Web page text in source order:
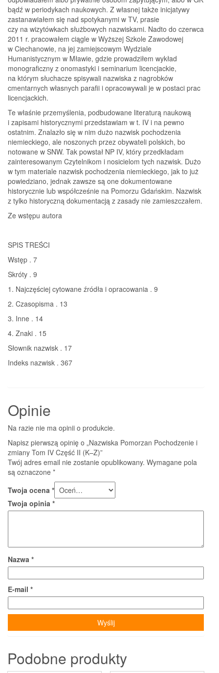
bądź w periodykach naukowych. Z własnej także inicjatywy
zastanawiałem się nad spotykanymi w TV, prasie
czy na wizytówkach służbowych nazwiskami. Nadto do czerwca
2011 r. pracowałem ciągle w Wyższej Szkole Zawodowej
w Ciechanowie, na jej zamiejscowym Wydziale
Humanistycznym w Mławie, gdzie prowadziłem wykład
monograficzny z onomastyki i seminarium licencjackie,
na którym słuchacze spisywali nazwiska z nagrobków
cmentarnych własnych parafii i opracowywali je w postaci prac
licencjackich.
Te właśnie przemyślenia, podbudowane literaturą naukową
i zapisami historycznymi przedstawiam w t. IV i na pewno
ostatnim. Znalazło się w nim dużo nazwisk pochodzenia
niemieckiego, ale noszonych przez obywateli polskich, bo
notowane w SNW. Tak powstał NP IV, który przedkładam
zainteresowanym Czytelnikom i nosicielom tych nazwisk. Dużo
w tym materiale nazwisk pochodzenia niemieckiego, jak to już
powiedziano, jednak zawsze są one dokumentowane
historycznie lub współcześnie na Pomorzu Gdańskim. Nazwisk
z tylko historyczną dokumentacją z zasady nie zamieszczałem.
Ze wstępu autora
SPIS TREŚCI
Wstęp . 7
Skróty . 9
1. Najczęściej cytowane źródła i opracowania . 9
2. Czasopisma . 13
3. Inne . 14
4. Znaki . 15
Słownik nazwisk . 17
Indeks nazwisk . 367
Opinie
Na razie nie ma opinii o produkcie.
Napisz pierwszą opinię o „Nazwiska Pomorzan Pochodzenie i
zmiany Tom IV Część II (K–Z)”
Twój adres email nie zostanie opublikowany. Wymagane pola
są oznaczone *
Twoja ocena *
Twoja opinia *
Nazwa *
E-mail *
Podobne produkty